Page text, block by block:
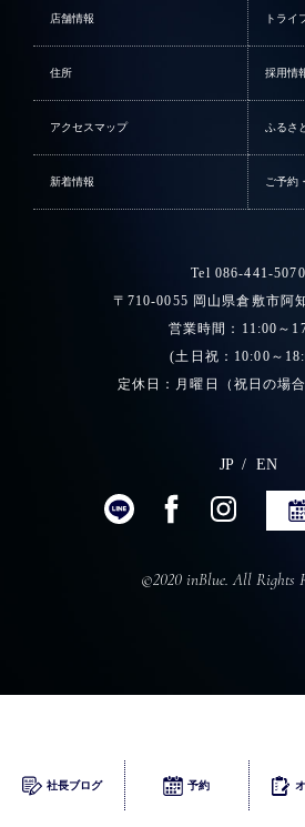
店舗情報 トライ
住所 採用情
アクセスマップ ふるさ
新着情報 ご予約
Tel 086-441-5070
〒710-0055 岡山県倉敷市阿
営業時間：11:00～
(土日祝：10:00～
定休日：月曜日（祝日の場
JP EN
©2020 inBlue. All Rights
社長ブログ 予約